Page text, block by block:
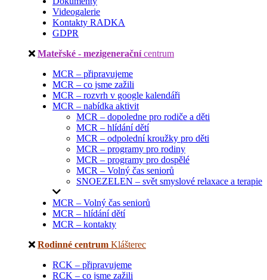
Videogalerie
Kontakty RADKA
GDPR
Mateřské - mezigenerační centrum
MCR – připravujeme
MCR – co jsme zažili
MCR – rozvrh v google kalendáři
MCR – nabídka aktivit
MCR – dopoledne pro rodiče a děti
MCR – hlídání dětí
MCR – odpolední kroužky pro děti
MCR – programy pro rodiny
MCR – programy pro dospělé
MCR – Volný čas seniorů
SNOEZELEN – svět smyslové relaxace a terapie
MCR – Volný čas seniorů
MCR – hlídání dětí
MCR – kontakty
Rodinné centrum Klášterec
RCK – připravujeme
RCK – co jsme zažili